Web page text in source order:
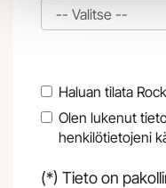
Haluan tilata
Olen lukenut
henkilötietojeni
(*) Tieto on